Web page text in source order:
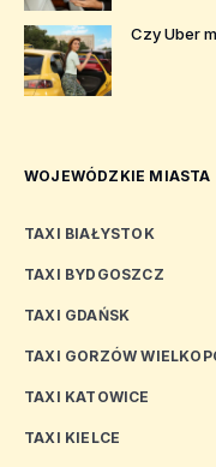
Czy Uber
WOJEWÓDZKIE MIASTA
TAXI BIAŁYSTOK
TAXI BYDGOSZCZ
TAXI GDAŃSK
TAXI GORZÓW
TAXI KATOWICE
TAXI KIELCE